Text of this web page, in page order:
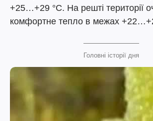
+25…+29 °C. На решті території
комфортне тепло в межах
Головні історії дня